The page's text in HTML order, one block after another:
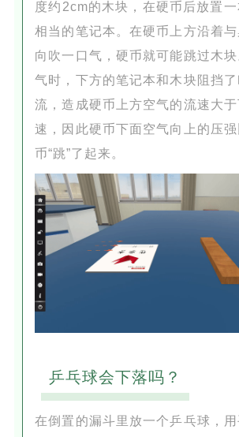
度约2cm的木块，在硬币后放置
相当的笔记本。在硬币上方沿着
向吹一口气，硬币就可能跳过木
气时，下方的笔记本和木块阻挡
流，造成硬币上方空气的流速大
速，因此硬币下面空气向上的压
币“跳”了起来。
乒乓球会下落吗？
在倒置的漏斗里放一个乒乓球，